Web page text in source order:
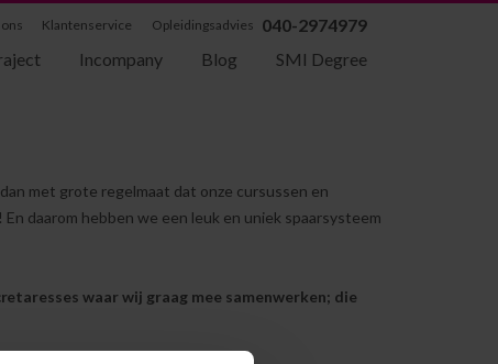
Klantenservice Opleidingsadvies 040-2974979
Incompany Blog SMI Degree
met grote regelmaat dat onze cursussen en
daarom hebben we een leuk en uniek spaarsysteem
waar wij graag mee samenwerken; die